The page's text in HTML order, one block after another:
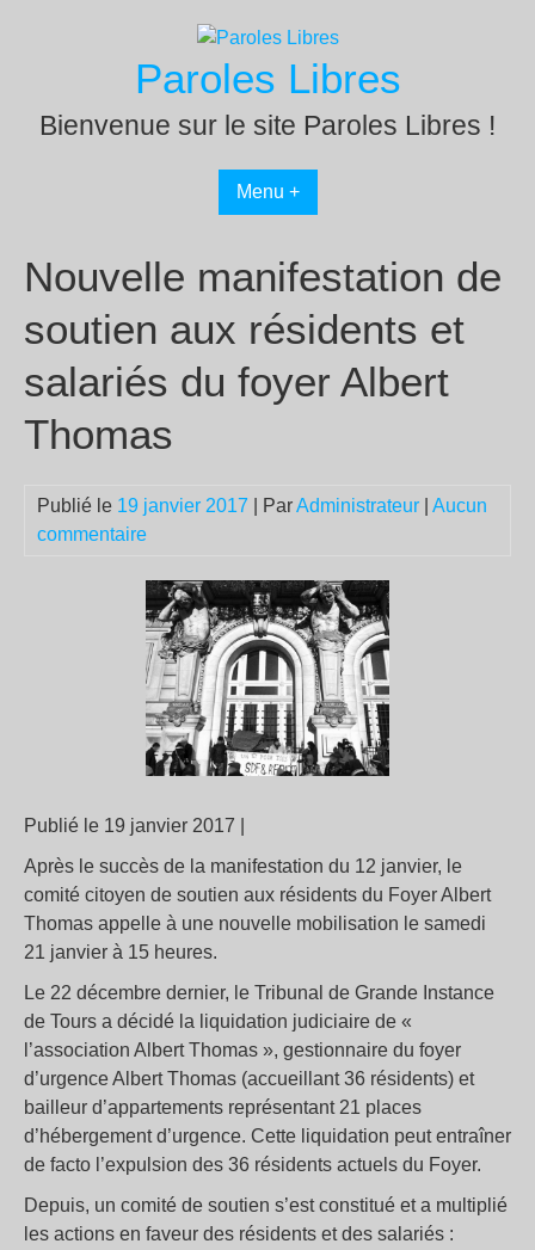
Paroles Libres
Bienvenue sur le site Paroles Libres !
Menu +
Nouvelle manifestation de
soutien aux résidents et
salariés du foyer Albert
Thomas
Publié le 19 janvier 2017 | ParAdministrateur
Aucun
commentaire
Publié le 19 janvier 2017 |
Après le succès de la manifestation du 12 janvier, le
comité citoyen de soutien aux résidents du Foyer Albert
Thomas appelle à une nouvelle mobilisation le samedi
21 janvier à 15 heures.
Le 22 décembre dernier, le Tribunal de Grande Instance
de Tours a décidé la liquidation judiciaire de «
l’association Albert Thomas », gestionnaire du foyer
d’urgence Albert Thomas (accueillant 36 résidents) et
bailleur d’appartements représentant 21 places
d’hébergement d’urgence. Cette liquidation peut entraîner
de facto l’expulsion des 36 résidents actuels du Foyer.
Depuis, un comité de soutien s’est constitué et a multiplié
les actions en faveur des résidents et des salariés :